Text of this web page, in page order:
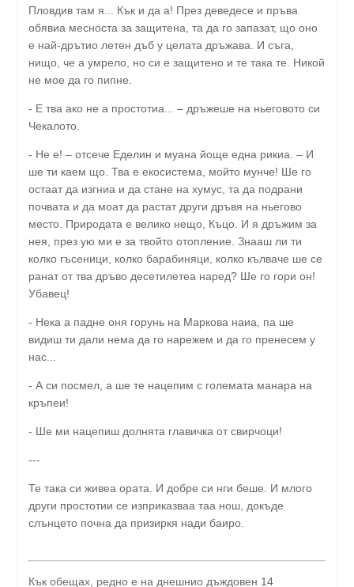
Пловдив там я... Кък и да а! През деведесе и пръва
обявиа месноста за защитена, та да го запазат, що оно
е най-дрътио летен дъб у целата дръжава. И съга,
нищо, че а умрело, но си е защитено и те така те. Никой
не мое да го пипне.
- Е тва ако не а простотиа... – дръжеше на ньеговото си
Чекалото.
- Не е! – отсече Еделин и муана йоще една рикиа. – И
ше ти каем що. Тва е екосистема, мойто мунче! Ше го
остаат да изгниа и да стане на хумус, та да подрани
почвата и да моат да растат други дръвя на ньегово
место. Природата е велико нещо, Къцо. И я дръжим за
нея, през ую ми е за твойто отопление. Знааш ли ти
колко гъсеници, колко барабиняци, колко кълваче ше се
ранат от тва дръво десетилетеа наред? Ше го гори он!
Убавец!
- Нека а падне оня горунь на Маркова наиа, па ше
видиш ти дали нема да го нарежем и да го пренесем у
нас...
- А си посмел, а ше те нацепим с големата манара на
кръпеи!
- Ше ми нацепиш долнята главичка от свирчоци!
---
Те така си живеа ората. И добре си нги беше. И млого
други простотии се изприказваа таа нош, докъде
слънцето почна да призиркя нади баиро.
Кък обещах, редно е на днешнио дъждовен 14